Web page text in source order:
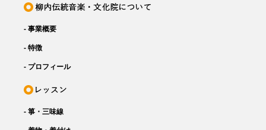
- 事業概要
- 特徴
- プロフィール
- 箏・三味線